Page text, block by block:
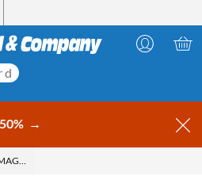
→
WALLET+ MOBILPLÅNBOK FÖR